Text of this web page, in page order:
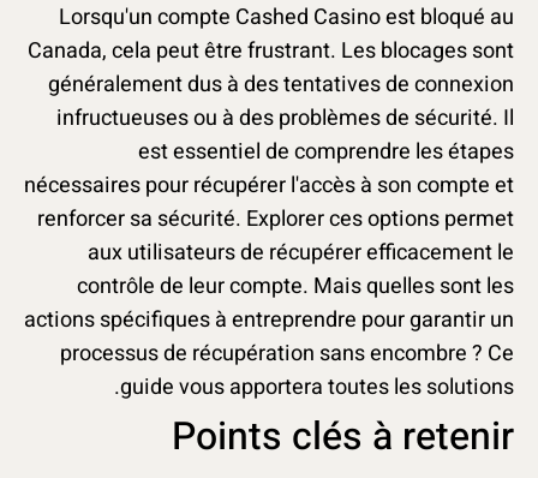
Lorsqu'un compte Cashed Casino est bloqué au
Canada, cela peut être frustrant. Les blocages sont
généralement dus à des tentatives de connexion
infructueuses ou à des problèmes de sécurité. Il
est essentiel de comprendre les étapes
nécessaires pour récupérer l'accès à son compte et
renforcer sa sécurité. Explorer ces options permet
aux utilisateurs de récupérer efficacement le
contrôle de leur compte. Mais quelles sont les
actions spécifiques à entreprendre pour garantir un
processus de récupération sans encombre ? Ce
guide vous apportera toutes les solutions.
Points clés à retenir